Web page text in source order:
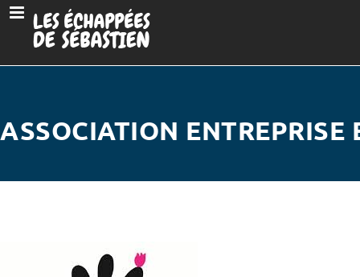
ASSOCIATION ENTREPRISE